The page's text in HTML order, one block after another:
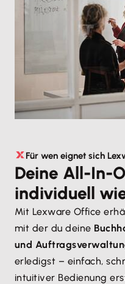
Für wen eignet sich
Deine All-In-
individuell
Mit Lexware Office
mit der du deine
und
erledigst – einfach,
intuitiver Bedienung